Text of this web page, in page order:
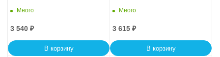
Много
3 540 ₽
В корзину
Много
3 615 ₽
В корзину